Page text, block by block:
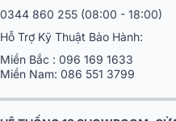
0344 860 255 (08:00 - 18:00)
Hỗ Trợ Kỹ Thuật Bảo Hành:
Miền Bắc : 096 169 1633
Miền Nam: 086 551 3799